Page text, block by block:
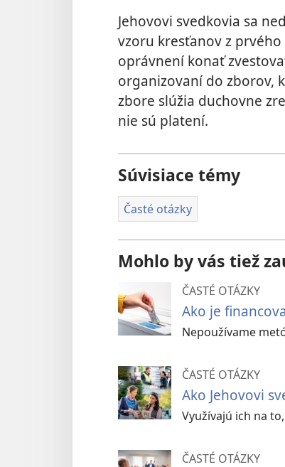
Jehovovi svedkovia sa
vzoru kresťanov z
oprávnení konať
organizovaní do zborov,
zbore slúžia duchovne
nie sú platení.
Súvisiace témy
Časté otázky
Mohlo by vás tiež
ČASTÉ OTÁZKY
Ako je
Nepoužívame
ČASTÉ OTÁZKY
Ako Jehovovi
Využívajú ich na
ČASTÉ OTÁZKY